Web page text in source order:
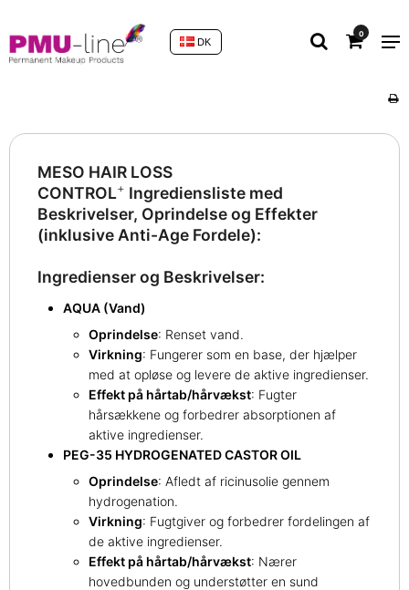
0
DK
MESO HAIR LOSS
CONTROL+ Ingrediensliste med
Beskrivelser, Oprindelse og Effekter
(inklusive Anti-Age Fordele):
Ingredienser og Beskrivelser:
AQUA (Vand)
Oprindelse: Renset vand.
Virkning: Fungerer som en base, der hjælper
med at opløse og levere de aktive ingredienser.
Effekt på hårtab/hårvækst: Fugter
hårsækkene og forbedrer absorptionen af
aktive ingredienser.
PEG-35 HYDROGENATED CASTOR OIL
Oprindelse: Afledt af ricinusolie gennem
hydrogenation.
Virkning: Fugtgiver og forbedrer fordelingen af
de aktive ingredienser.
Effekt på hårtab/hårvækst: Nærer
hovedbunden og understøtter en sund